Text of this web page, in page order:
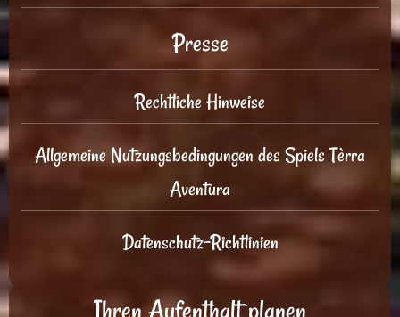
Presse
Rechtliche Hinweise
Allgemeine Nutzungsbedingungen des Spiels Tèrra
Aventura
Datenschutz-Richtlinien